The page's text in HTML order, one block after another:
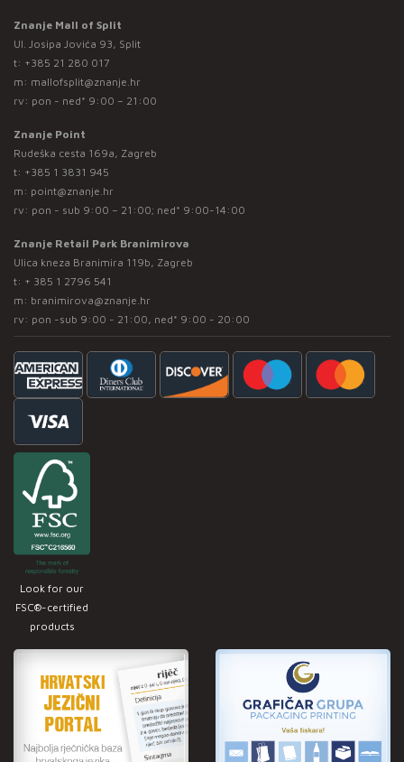
Znanje Mall of Split
Ul. Josipa Jovića 93, Split
t: +385 21 280 017
m: mallofsplit@znanje.hr
rv: pon - ned* 9:00 – 21:00
Znanje Point
Rudeška cesta 169a, Zagreb
t: +385 1 3831 945
m: point@znanje.hr
rv: pon - sub 9:00 – 21:00; ned* 9:00-14:00
Znanje Retail Park Branimirova
Ulica kneza Branimira 119b, Zagreb
t: + 385 1 2796 541
m: branimirova@znanje.hr
rv: pon -sub 9:00 - 21:00, ned* 9:00 - 20:00
Look for our
FSC®-certified
products